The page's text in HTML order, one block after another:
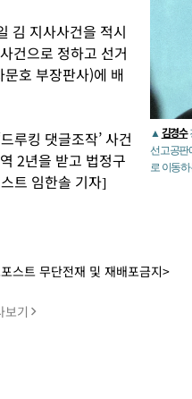
▲ 김경수
선고공판
로 이동
김 지사사건을 적시
건으로 정하고 선거
호 부장판사)에 배
루킹 댓글조작’ 사건
2년을 받고 법정구
트 임한솔 기자]
스트 무단전재 및 재배포금지>
보기